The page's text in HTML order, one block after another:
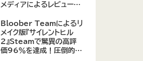
メディアによるレビューが
ラクター育成システムは好
評、戦闘システムは賛否あ
り
Bloober Teamによるリ
メイク版『サイレントヒル
2』Steamで驚異の高評
価96％を達成！圧倒的な